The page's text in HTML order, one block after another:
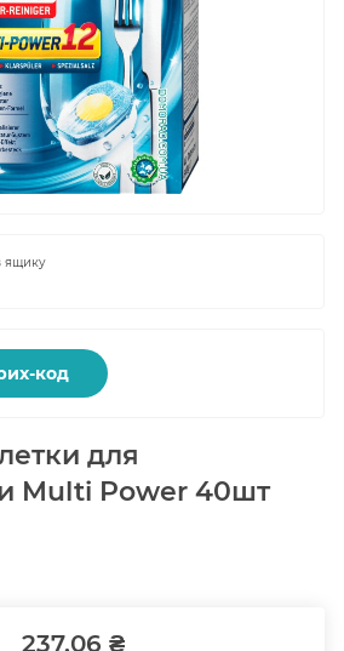
ящику
код
для
Multi Power 40шт
237.06 ₴